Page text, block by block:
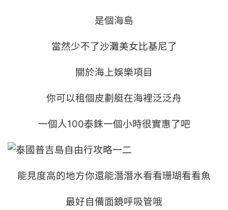
是個海島
當然少不了沙灘美女比基尼了
關於海上娛樂項目
你可以租個皮劃艇在海裡泛泛舟
一個人100泰銖一個小時很實惠了吧
能見度高的地方你還能潛潛水看看珊瑚看看魚
最好自備面鏡呼吸管哦